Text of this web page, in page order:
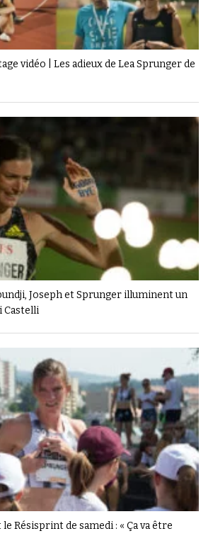
vidéo | Les adieux de Lea Sprunger de
Joseph et Sprunger illuminent un
Castelli
Résisprint de samedi : « Ça va être